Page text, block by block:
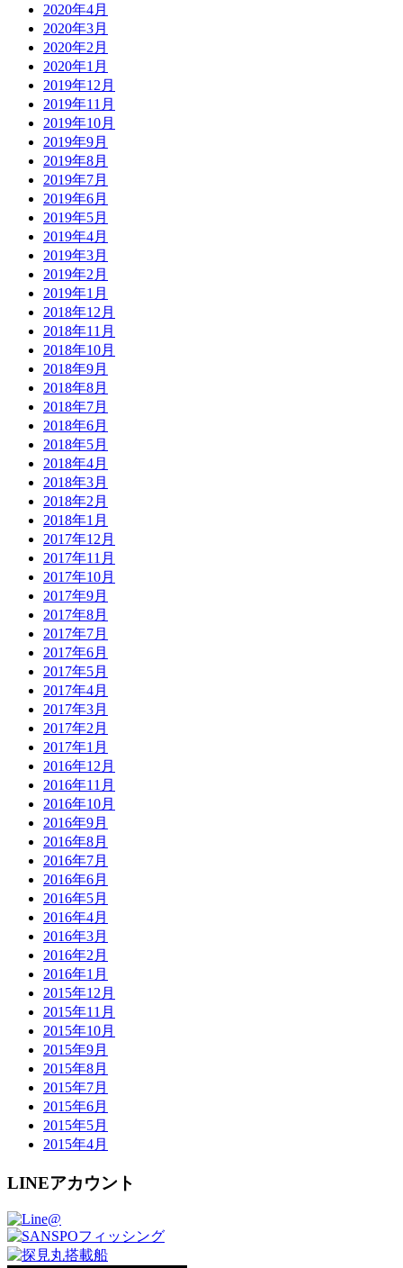
2020年4月
2020年3月
2020年2月
2020年1月
2019年12月
2019年11月
2019年10月
2019年9月
2019年8月
2019年7月
2019年6月
2019年5月
2019年4月
2019年3月
2019年2月
2019年1月
2018年12月
2018年11月
2018年10月
2018年9月
2018年8月
2018年7月
2018年6月
2018年5月
2018年4月
2018年3月
2018年2月
2018年1月
2017年12月
2017年11月
2017年10月
2017年9月
2017年8月
2017年7月
2017年6月
2017年5月
2017年4月
2017年3月
2017年2月
2017年1月
2016年12月
2016年11月
2016年10月
2016年9月
2016年8月
2016年7月
2016年6月
2016年5月
2016年4月
2016年3月
2016年2月
2016年1月
2015年12月
2015年11月
2015年10月
2015年9月
2015年8月
2015年7月
2015年6月
2015年5月
2015年4月
LINEアカウント